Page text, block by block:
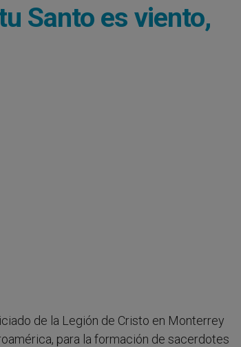
Santo es viento,
de la Legión de Cristo en Monterrey
para la formación de sacerdotes